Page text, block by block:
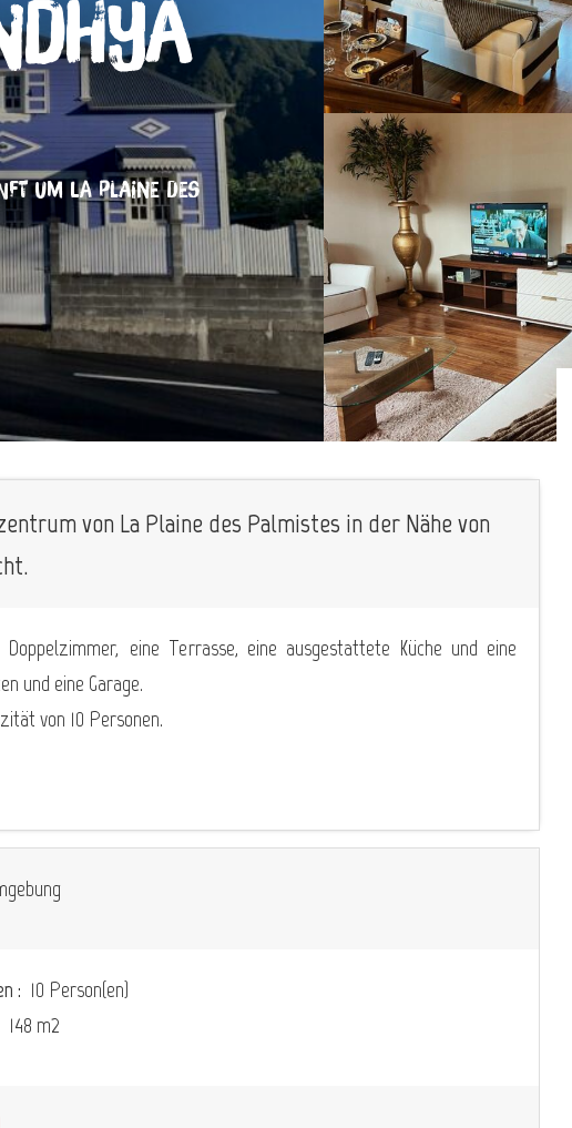
UM LA PLAINE DES
von La Plaine des Palmistes in der Nähe von
eine Terrasse, eine ausgestattete Küche und eine
und eine Garage.
von 10 Personen.
: 10 Person(en)
148 m2